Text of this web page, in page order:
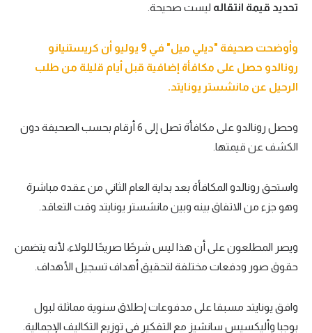
تحديد قيمة انتقاله ليست صحيحة.
وأوضحت صحيفة "ديلي ميل" في 9 يوليو أن كريستنيانو
رونالدو حصل على مكافأة إضافية قبل أيام قليلة من طلب
الرحيل عن مانشستر يونايتد.
وحصل رونالدو على مكافأة تصل إلى 6 أرقام بحسب الصحيفة دون
الكشف عن قيمتها.
واستحق رونالدو المكافأة بعد بداية العام الثاني من عقده مباشرة
وهو جزء من الاتفاق بينه وبين مانشستر يونايتد وقت التعاقد.
ويصر المطلعون على أن هذا ليس شرطًا صريحًا للولاء، لأنه يتضمن
حقوق صور ودفعات مختلفة لتحقيق أهداف تسجيل الأهداف.
وافق يونايتد مسبقا على مدفوعات إطلاق سنوية مماثلة لبول
بوجبا وأليكسيس سانشيز مع التفكير في توزيع التكاليف الإجمالية.